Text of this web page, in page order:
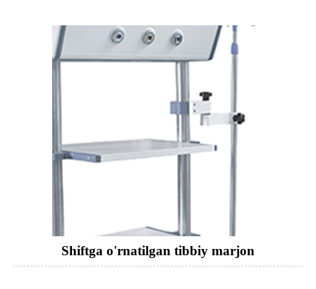
Shiftga o'rnatilgan tibbiy marjon